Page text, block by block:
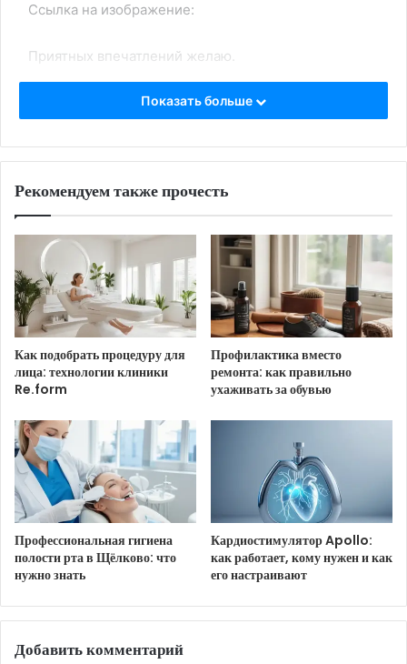
Ссылка на изображение:
Приятных впечатлений желаю.
HTML-код для вставки на сайт и блог:
BB-код для вставки на форум:
Ссылка на изображение:
С добрым утром 13 июля!
HTML-код для вставки на сайт и блог:
BB-код для вставки на форум:
Ссылка на изображение:
Пусть день подарит радость.
HTML-код для вставки на сайт и блог:
BB-код для вставки на форум:
Показать больше
Рекомендуем также прочесть
Как подобрать процедуру для
лица: технологии клиники
Re.form
Профилактика вместо
ремонта: как правильно
ухаживать за обувью
Профессиональная гигиена
полости рта в Щёлково: что
нужно знать
Кардиостимулятор Apollo:
как работает, кому нужен и как
его настраивают
Добавить комментарий